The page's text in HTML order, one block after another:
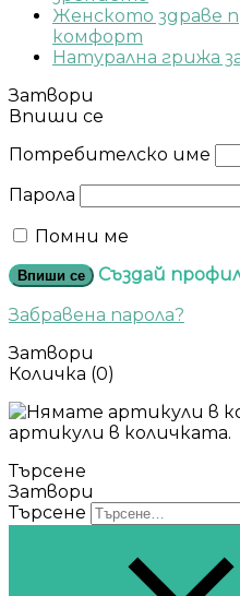
Женското здраве
комфорт
Натурална грижа
Затвори
Впиши се
Потребителско име
Парола
Помни ме
Впиши се
Създай
Забравена парола?
Затвори
Количка (0)
артикули в количката.
Търсене
Затвори
Търсене